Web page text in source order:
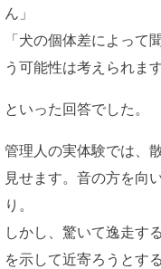
ん」
「犬の個体差によって
う可能性は考えられます
といった回答でした。
管理人の実体験では、
見せます。音の方を向
り。
しかし、驚いて逸走す
を示して近寄ろうとす